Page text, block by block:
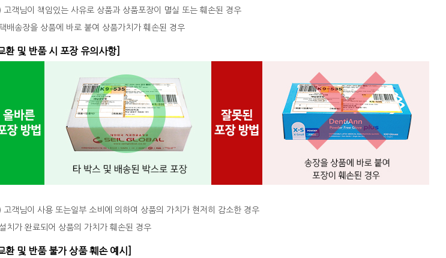
고객님이 책임있는 사유로 상품과 상품포장이 멸실 또는 훼손된 경우
배송장을 상품에 바로 붙여 상품가치가 훼손된 경우
환 및 반품 시 포장 유의사항]
고객님이 사용 또는일부 소비에 의하여 상품의 가치가 현저히 감소한 경우
치가 완료되어 상품의 가치가 훼손된 경우
환 및 반품 불가 상품 훼손 예시]